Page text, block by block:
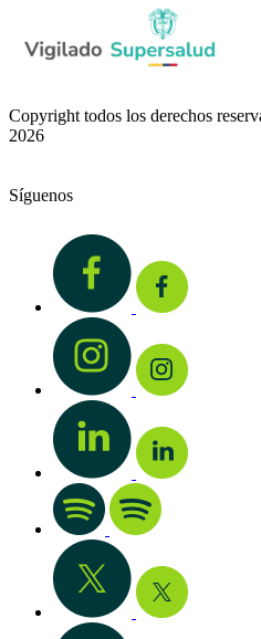
Copyright todos los derechos
2026
Síguenos